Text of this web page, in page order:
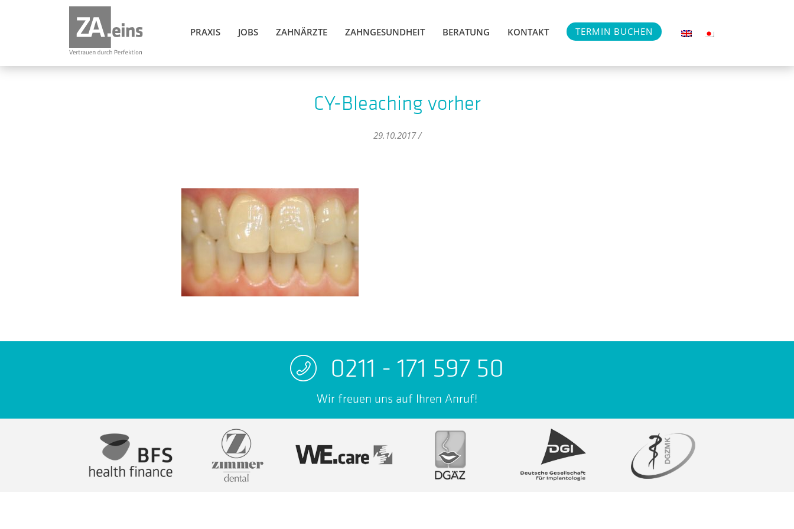
PRAXIS JOBS ZAHNÄRZTE ZAHNGESUNDHEIT BERATUNG KONTAKT TERMIN BUCHEN
CY-Bleaching vorher
29.10.2017 /
0211 - 171 597 50
Wir freuen uns auf Ihren Anruf!